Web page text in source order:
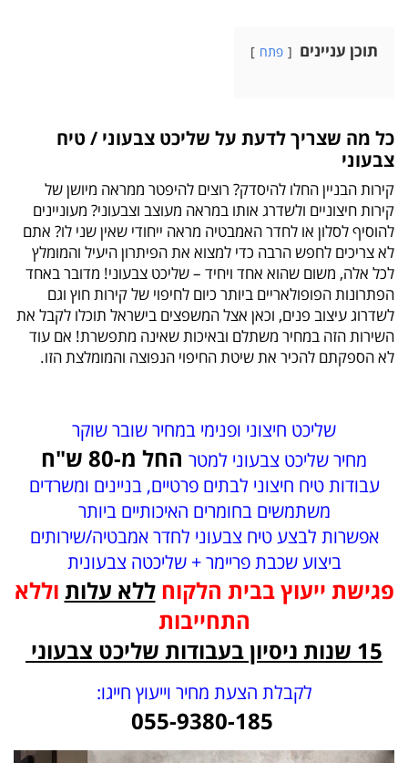
תוכן עניינים פתח
כל מה שצריך לדעת על שליכט צבעוני / טיח
צבעוני
קירות הבניין החלו להיסדק? רוצים להיפטר ממראה מיושן של
קירות חיצוניים ולשדרג אותו במראה מעוצב וצבעוני? מעוניינים
להוסיף לסלון או לחדר האמבטיה מראה ייחודי שאין שני לו? אתם
לא צריכים לחפש הרבה כדי למצוא את הפיתרון היעיל והמומלץ
לכל אלה, משום שהוא אחד ויחיד – שליכט צבעוני! מדובר באחד
הפתרונות הפופולאריים ביותר כיום לחיפוי של קירות חוץ וגם
לשדרוג עיצוב פנים, וכאן אצל המשפצים בישראל תוכלו לקבל את
השירות הזה במחיר משתלם ובאיכות שאינה מתפשרת! אם עוד
לא הספקתם להכיר את שיטת החיפוי הנפוצה והמומלצת הזו.
שליכט חיצוני ופנימי במחיר שובר שוקר
מחיר שליכט צבעוני למטר החל מ-80 ש"ח
עבודות טיח חיצוני לבתים פרטיים, בניינים ומשרדים
משתמשים בחומרים האיכותיים ביותר
אפשרות לבצע טיח צבעוני לחדר אמבטיה/שירותים
ביצוע שכבת פריימר + שליכטה צבעונית
פגישת ייעוץ בבית הלקוחללא עלות וללא
התחייבות
15 שנות ניסיון בעבודות שליכט צבעוני
לקבלת הצעת מחיר וייעוץ חייגו:
055-9380-185